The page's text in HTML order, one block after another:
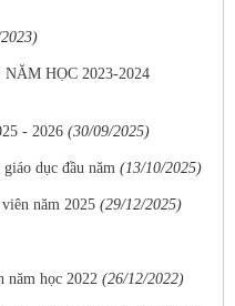
HỌC 2023-2024
- 2026 (30/09/2025)
dục đầu năm (13/10/2025)
năm 2025 (29/12/2025)
năm học 2022 (26/12/2022)